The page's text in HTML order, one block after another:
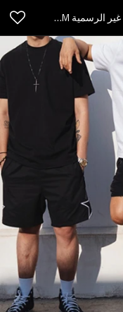
تصنيع شعار مخصص للأزياء للقمصان غير الرسمية 190GSM كبيرة الحجم ملابس الشارع فارغة تي شيرت